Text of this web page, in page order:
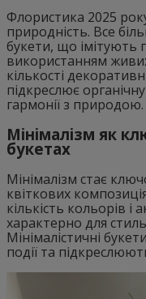
Флористика 2025
природність. Все
букети, що імітують
використанням живих
кількості
підкреслює
гармонії з природою.
Мінімалізм як
букетах
Мінімалізм стає
квіткових
кількість кольорів і
характерно для
Мінімалістичні
події та